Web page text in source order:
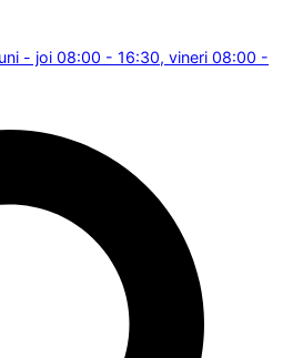
- joi 08:00 - 16:30, vineri 08:00 -